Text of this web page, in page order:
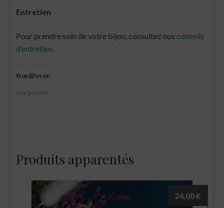
Entretien
Pour prendre soin de votre bijou, consultez nos conseils
d’entretien
WordPress:
chargement…
Produits apparentés
24,00€